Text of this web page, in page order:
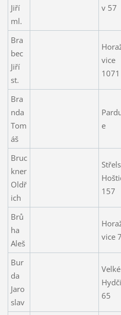
Jiří
ml.
v 57
Bra
bec
Jiří
st.
vice
1071
Bra
nda
Tom
áš
e
Bruc
kner
Oldř
ich
157
Brů
ha
Aleš
vice
Bur
da
Jaro
slav
Velké
65